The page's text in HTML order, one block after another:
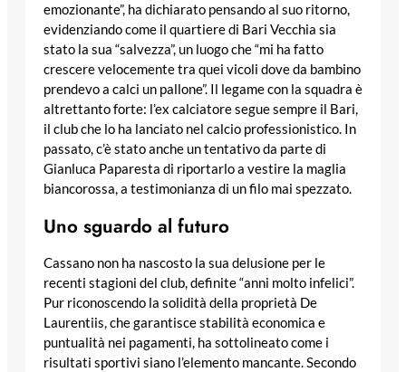
emozionante”, ha dichiarato pensando al suo ritorno,
evidenziando come il quartiere di Bari Vecchia sia
stato la sua “salvezza”, un luogo che “mi ha fatto
crescere velocemente tra quei vicoli dove da bambino
prendevo a calci un pallone”. Il legame con la squadra è
altrettanto forte: l’ex calciatore segue sempre il Bari,
il club che lo ha lanciato nel calcio professionistico. In
passato, c’è stato anche un tentativo da parte di
Gianluca Paparesta di riportarlo a vestire la maglia
biancorossa, a testimonianza di un filo mai spezzato.
Uno sguardo al futuro
Cassano non ha nascosto la sua delusione per le
recenti stagioni del club, definite “anni molto infelici”.
Pur riconoscendo la solidità della proprietà De
Laurentiis, che garantisce stabilità economica e
puntualità nei pagamenti, ha sottolineato come i
risultati sportivi siano l’elemento mancante. Secondo